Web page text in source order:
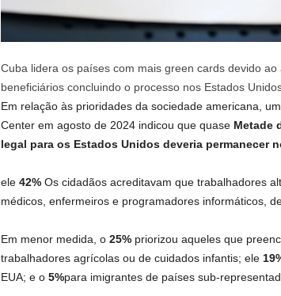
Cuba lidera os países com mais green cards devido
beneficiários concluindo o processo nos Estados
Em relação às prioridades da sociedade americana,
Center em agosto de 2024 indicou que quase Metade
legal para os Estados Unidos deveria permanecer
ele 42%Os cidadãos acreditavam que trabalhadores
médicos, enfermeiros e programadores informáticos,
Em menor medida, o 25%priorizou aqueles que
trabalhadores agrícolas ou de cuidados infantis; ele
EUA; e o 5%para imigrantes de países sub-